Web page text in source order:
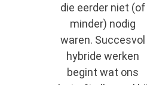
die eerder niet (of
minder) nodig
waren. Succesvol
hybride werken
begint wat ons